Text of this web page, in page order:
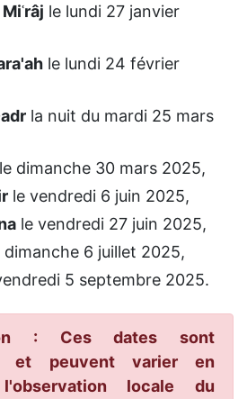
le lundi 27 janvier
le lundi 24 février
la nuit du mardi 25 mars
le dimanche 30 mars 2025,
le vendredi 6 juin 2025,
le vendredi 27 juin 2025,
dimanche 6 juillet 2025,
5 septembre 2025.
: Ces dates sont
et peuvent varier en
locale du